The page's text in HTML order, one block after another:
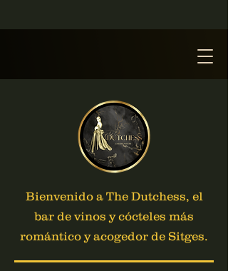
Bienvenido a The Dutchess, el
bar de vinos y cócteles más
romántico y acogedor de Sitges.